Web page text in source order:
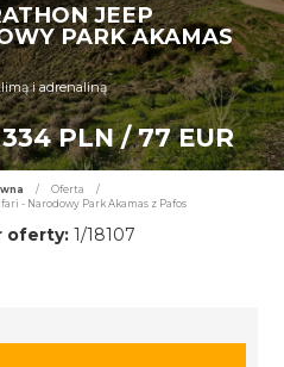
JEEP
PARK AKAMAS
i adrenaliną
334 PLN / 77 EUR
/ Oferta
/
- Narodowy Park Akamas z Pafos
oferty:1/18107